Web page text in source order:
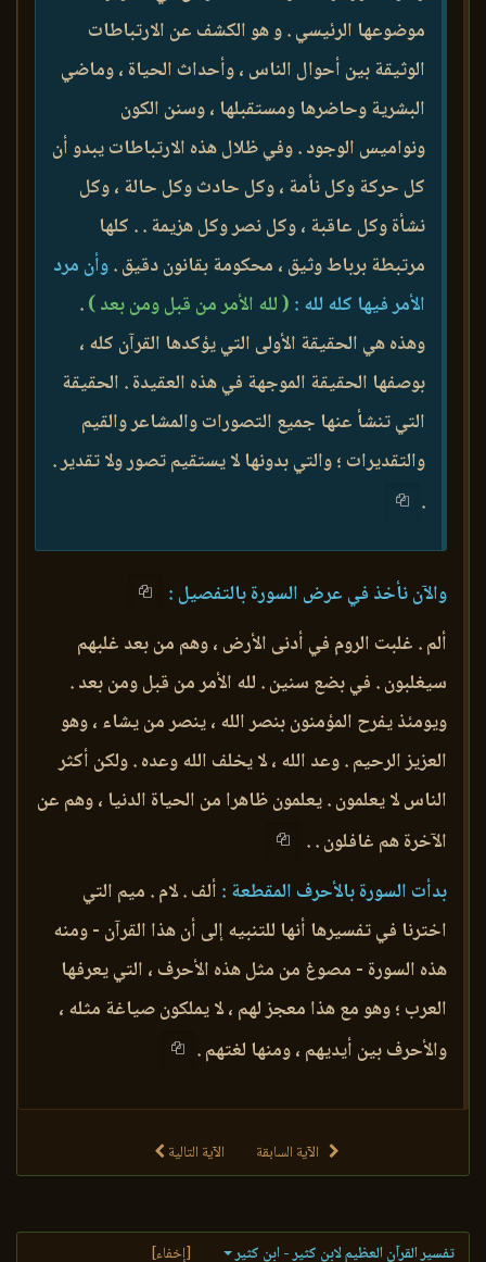
موضوعها الرئيسي . و هو الكشف عن الارتباطات
الوثيقة بين أحوال الناس ، وأحداث الحياة ، وماضي
البشرية وحاضرها ومستقبلها ، وسنن الكون
ونواميس الوجود . وفي ظلال هذه الارتباطات يبدو أن
كل حركة وكل نأمة ، وكل حادث وكل حالة ، وكل
نشأة وكل عاقبة ، وكل نصر وكل هزيمة . . كلها
مرتبطة برباط وثيق ، محكومة بقانون دقيق .وأن مرد
الأمر فيها كله لله : ( لله الأمر من قبل ومن بعد ).
وهذه هي الحقيقة الأولى التي يؤكدها القرآن كله ،
بوصفها الحقيقة الموجهة في هذه العقيدة . الحقيقة
التي تنشأ عنها جميع التصورات والمشاعر والقيم
والتقديرات ؛ والتي بدونها لا يستقيم تصور ولا تقدير .
.
والآن نأخذ في عرض السورة بالتفصيل :
ألم . غلبت الروم في أدنى الأرض ، وهم من بعد غلبهم
سيغلبون . في بضع سنين . لله الأمر من قبل ومن بعد .
ويومئذ يفرح المؤمنون بنصر الله ، ينصر من يشاء ، وهو
العزيز الرحيم . وعد الله ، لا يخلف الله وعده . ولكن أكثر
الناس لا يعلمون . يعلمون ظاهرا من الحياة الدنيا ، وهم عن
الآخرة هم غافلون . .
بدأت السورة بالأحرف المقطعة : ألف . لام . ميم التي
اخترنا في تفسيرها أنها للتنبيه إلى أن هذا القرآن - ومنه
هذه السورة - مصوغ من مثل هذه الأحرف ، التي يعرفها
العرب ؛ وهو مع هذا معجز لهم ، لا يملكون صياغة مثله ،
والأحرف بين أيديهم ، ومنها لغتهم .
الآية السابقة الآية التالية
تفسير القرآن العظيم لابن كثير - ابن كثير [إخفاء]